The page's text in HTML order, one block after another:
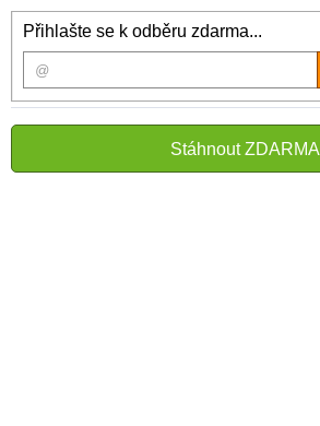
Přihlašte se k odběru zdarma...
Stáhnout ZDARMA